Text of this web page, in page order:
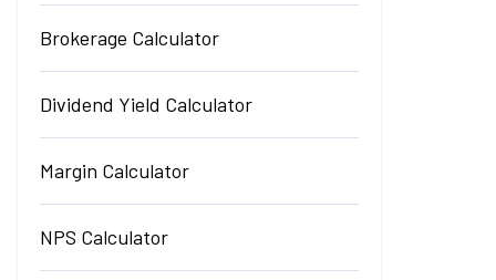
Brokerage Calculator
Dividend Yield Calculator
Margin Calculator
NPS Calculator